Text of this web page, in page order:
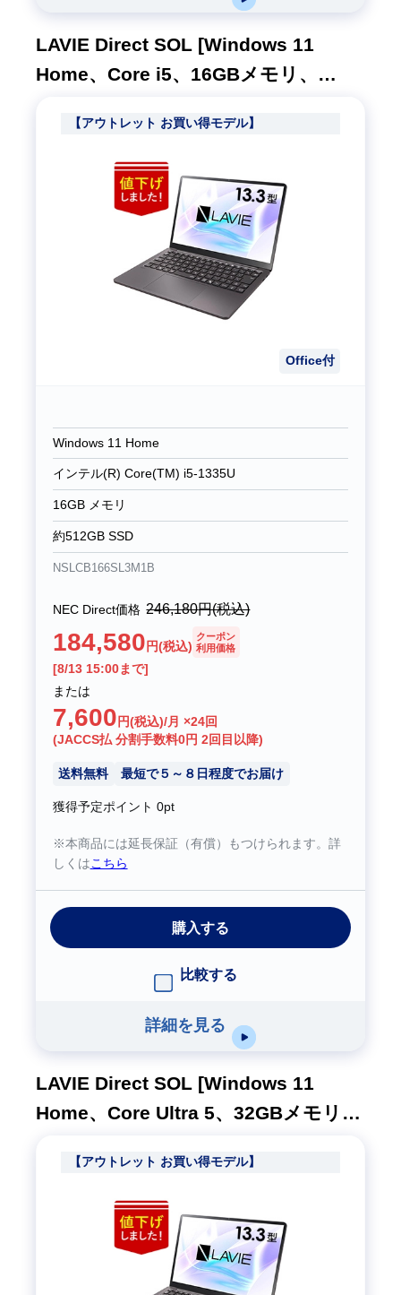
LAVIE Direct SOL [Windows 11
Home、Core i5、16GBメモリ、
H&B、ムーンブラック、1年間保証]
【アウトレット お買い得モデル】
Office付
Windows 11 Home
インテル(R) Core(TM) i5-1335U
16GB メモリ
約512GB SSD
NSLCB166SL3M1B
NEC Direct価格 246,180円(税込)
184,580 円(税込)
クーポン
利用価格
[8/13 15:00まで]
または
7,600 円(税込)/月 ×24回
(JACCS払 分割手数料0円 2回目以降)
送料無料 最短で５～８日程度でお届け
獲得予定ポイント 0pt
※本商品には延長保証（有償）もつけられます。詳
しくは こちら
購入する
比較する
詳細を見る
LAVIE Direct SOL [Windows 11
Home、Core Ultra 5、32GBメモリ、
H&B、ムーンブラック、1年間保証]
【アウトレット お買い得モデル】